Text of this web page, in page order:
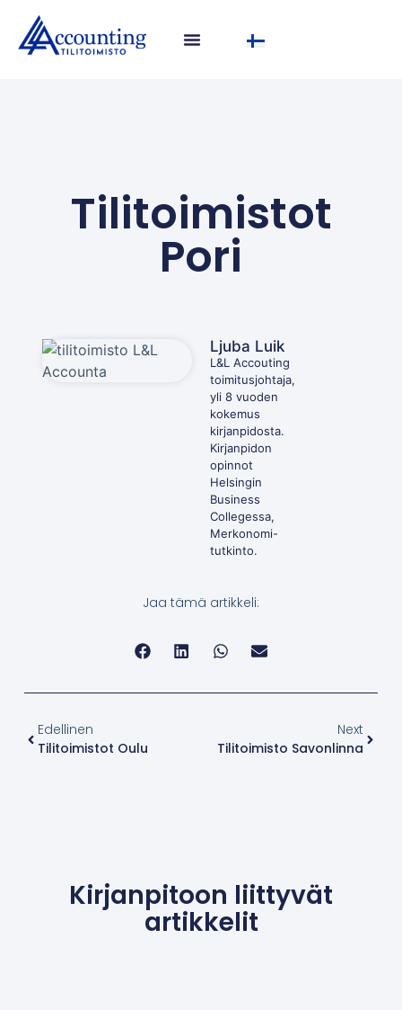
Tilitoimistot
Pori
Ljuba Luik
L&L Accouting
toimitusjohtaja,
yli 8 vuoden
kokemus
kirjanpidosta.
Kirjanpidon
opinnot
Helsingin
Business
Collegessa,
Merkonomi-
tutkinto.
Jaa tämä artikkeli:
Edellinen
Tilitoimistot Oulu
Next
Tilitoimisto Savonlinna
Kirjanpitoon liittyvät
artikkelit